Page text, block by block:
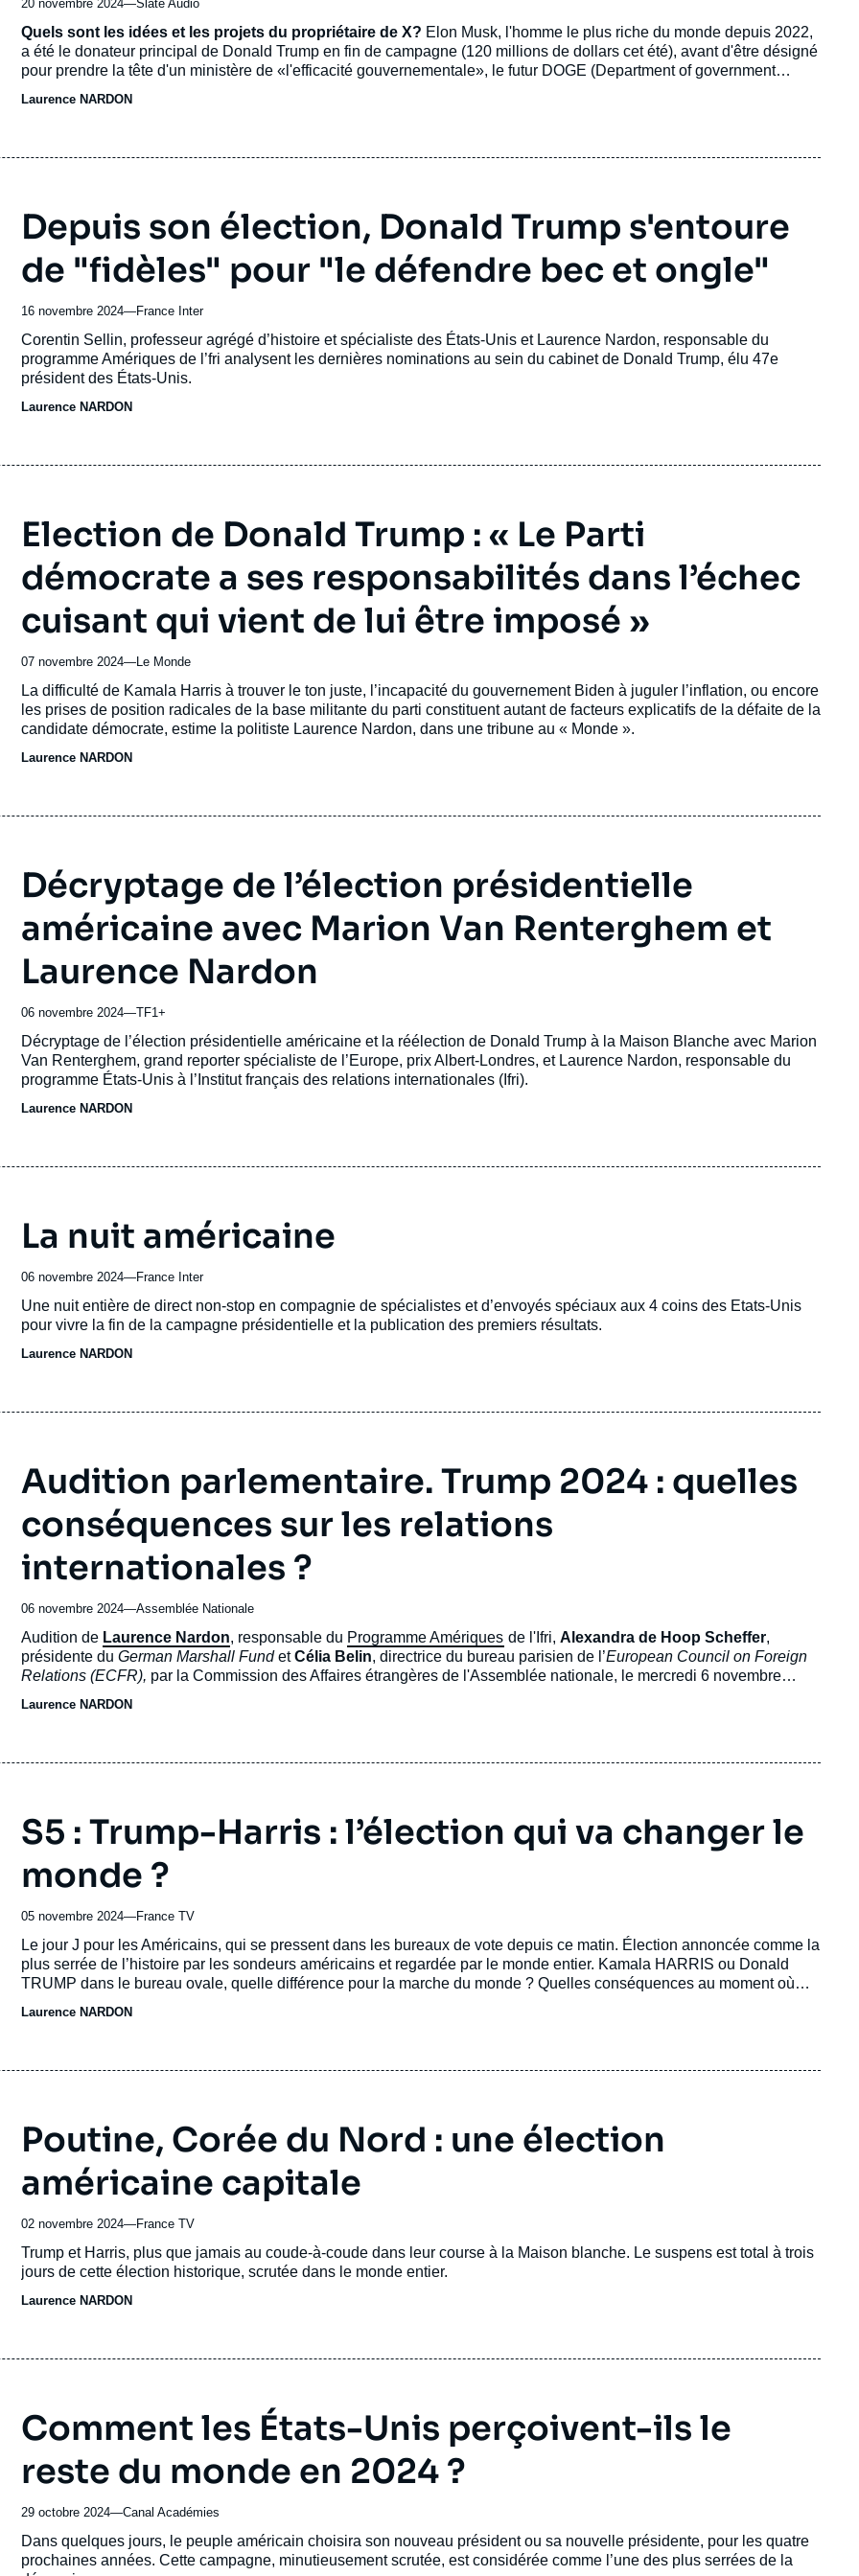
20 novembre 2024—Nom
du
journal,
revue
ou
Slate Audio
Accroche
Quels sont les idées et les projets du propriétaire de X? Elon Musk, l'homme le plus riche du monde depuis 2022,
a été le donateur principal de Donald Trump en fin de campagne (120 millions de dollars cet été), avant d'être désigné
pour prendre la tête d'un ministère de «l'efficacité gouvernementale», le futur DOGE (Department of government
personnages les plus importants et les plus puissants des États-Unis.
Laurence NARDON
Depuis son élection, Donald Trump s'entoure
de "fidèles" pour "le défendre bec et ongle"
16 novembre 2024—Nom
journal,
revue
ou
France Inter
Accroche
Corentin Sellin, professeur agrégé d’histoire et spécialiste des États-Unis et Laurence Nardon, responsable du
programme Amériques de l’fri analysent les dernières nominations au sein du cabinet de Donald Trump, élu 47e
président des États-Unis.
Laurence NARDON
Election de Donald Trump : « Le Parti
démocrate a ses responsabilités dans l’échec
cuisant qui vient de lui être imposé »
07 novembre 2024—Nom
journal,
revue
ou
Le Monde
Accroche
La difficulté de Kamala Harris à trouver le ton juste, l’incapacité du gouvernement Biden à juguler l’inflation, ou encore
les prises de position radicales de la base militante du parti constituent autant de facteurs explicatifs de la défaite de la
candidate démocrate, estime la politiste Laurence Nardon, dans une tribune au « Monde ».
Laurence NARDON
Décryptage de l’élection présidentielle
américaine avec Marion Van Renterghem et
Laurence Nardon
06 novembre 2024—Nom
du
journal,
revue
ou
TF1+
Accroche
Décryptage de l’élection présidentielle américaine et la réélection de Donald Trump à la Maison Blanche avec Marion
Van Renterghem, grand reporter spécialiste de l’Europe, prix Albert-Londres, et Laurence Nardon, responsable du
programme États-Unis à l’Institut français des relations internationales (Ifri).
Laurence NARDON
La nuit américaine
06 novembre 2024—Nom
du
journal,
revue
France Inter
Accroche
Une nuit entière de direct non-stop en compagnie de spécialistes et d’envoyés spéciaux aux 4 coins des Etats-Unis
pour vivre la fin de la campagne présidentielle et la publication des premiers résultats.
Laurence NARDON
Audition parlementaire. Trump 2024 : quelles
conséquences sur les relations
internationales ?
06 novembre 2024—Nom
journal,
revue
ou
Assemblée Nationale
Accroche
Audition de Laurence Nardon, responsable du Programme Amériques de l'Ifri, Alexandra de Hoop Scheffer,
présidente du German Marshall FundetCélia Belin, directrice du bureau parisien de l’European Council on Foreign
Relations (ECFR), par la Commission des Affaires étrangères de l'Assemblée nationale, le mercredi 6 novembre
Laurence NARDON
S5 : Trump-Harris : l’élection qui va changer le
monde ?
05 novembre 2024—Nom
du
journal,
revue
ou
France TV
Accroche
Le jour J pour les Américains, qui se pressent dans les bureaux de vote depuis ce matin. Élection annoncée comme la
plus serrée de l’histoire par les sondeurs américains et regardée par le monde entier. Kamala HARRIS ou Donald
TRUMP dans le bureau ovale, quelle différence pour la marche du monde ? Quelles conséquences au moment où
Laurence NARDON
Poutine, Corée du Nord : une élection
américaine capitale
02 novembre 2024—Nom
du
journal,
revue
France TV
Accroche
Trump et Harris, plus que jamais au coude-à-coude dans leur course à la Maison blanche. Le suspens est total à trois
jours de cette élection historique, scrutée dans le monde entier.
Laurence NARDON
Comment les États-Unis perçoivent-ils le
reste du monde en 2024 ?
29 octobre 2024—Nom
du
journal,
revue
Canal Académies
Accroche
Dans quelques jours, le peuple américain choisira son nouveau président ou sa nouvelle présidente, pour les quatre
prochaines années. Cette campagne, minutieusement scrutée, est considérée comme l’une des plus serrées de la